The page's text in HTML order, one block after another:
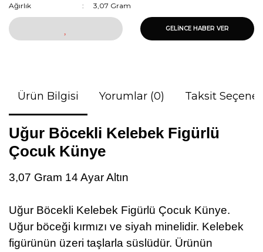
Ağırlık
3,07 Gram
GELİNCE HABER VER
Ürün Bilgisi Yorumlar (0) Taksit
Uğur Böcekli Kelebek Figürlü
Çocuk Künye
3,07 Gram 14 Ayar Altın
Uğur Böcekli Kelebek Figürlü Çocuk Künye.
Uğur böceği kırmızı ve siyah minelidir. Kelebek
figürünün üzeri taşlarla süslüdür. Ürünün